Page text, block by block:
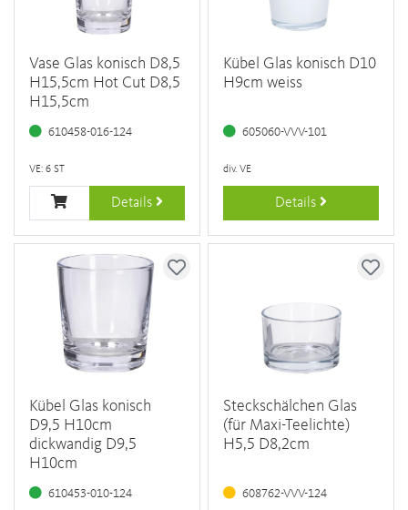
Vase Glas konisch D8,5
H15,5cm Hot Cut D8,5
H15,5cm
610458-016-124
VE: 6 ST
Details
Kübel Glas konisch D10
H9cm weiss
605060-VVV-101
div. VE
Details
Kübel Glas konisch
D9,5 H10cm
dickwandig D9,5
H10cm
610453-010-124
Steckschälchen Glas
(für Maxi-Teelichte)
H5,5 D8,2cm
608762-VVV-124